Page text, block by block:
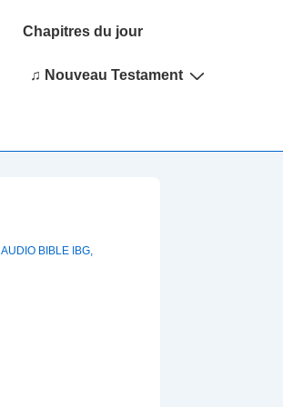
Chapitres du jour
♫ Nouveau Testament
AUDIO BIBLE IBG,